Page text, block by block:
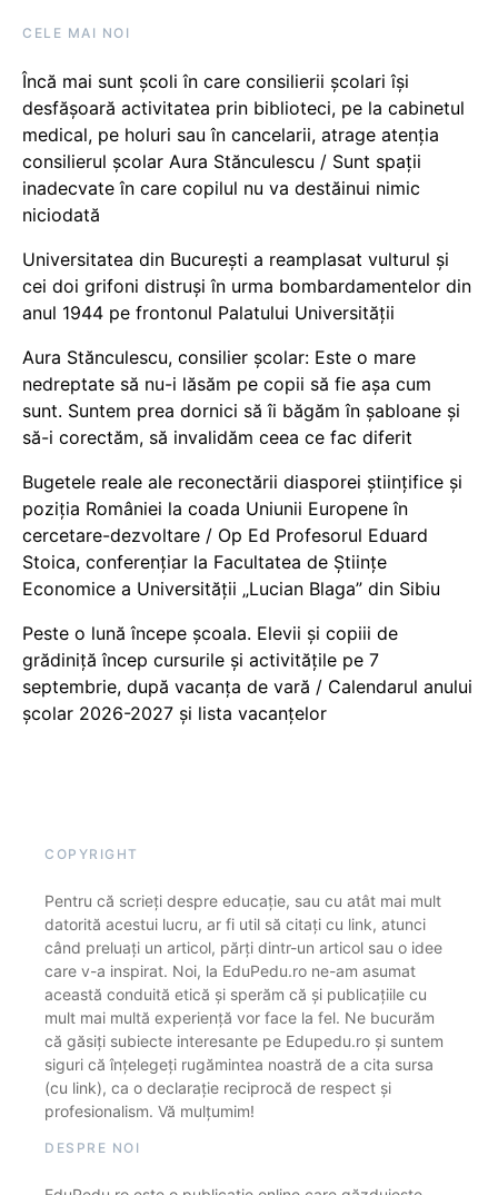
CELE MAI NOI
Încă mai sunt școli în care consilierii școlari își
desfășoară activitatea prin biblioteci, pe la cabinetul
medical, pe holuri sau în cancelarii, atrage atenția
consilierul școlar Aura Stănculescu / Sunt spații
inadecvate în care copilul nu va destăinui nimic
niciodată
Universitatea din București a reamplasat vulturul și
cei doi grifoni distruși în urma bombardamentelor din
anul 1944 pe frontonul Palatului Universității
Aura Stănculescu, consilier școlar: Este o mare
nedreptate să nu-i lăsăm pe copii să fie așa cum
sunt. Suntem prea dornici să îi băgăm în șabloane și
să-i corectăm, să invalidăm ceea ce fac diferit
Bugetele reale ale reconectării diasporei științifice și
poziția României la coada Uniunii Europene în
cercetare-dezvoltare / Op Ed Profesorul Eduard
Stoica, conferențiar la Facultatea de Științe
Economice a Universității „Lucian Blaga” din Sibiu
Peste o lună începe școala. Elevii și copiii de
grădiniță încep cursurile și activitățile pe 7
septembrie, după vacanța de vară / Calendarul anului
școlar 2026-2027 și lista vacanțelor
COPYRIGHT
Pentru că scrieți despre educație, sau cu atât mai mult
datorită acestui lucru, ar fi util să citați cu link, atunci
când preluați un articol, părți dintr-un articol sau o idee
care v-a inspirat. Noi, la EduPedu.ro ne-am asumat
această conduită etică și sperăm că și publicațiile cu
mult mai multă experiență vor face la fel. Ne bucurăm
că găsiți subiecte interesante pe Edupedu.ro și suntem
siguri că înțelegeți rugămintea noastră de a cita sursa
(cu link), ca o declarație reciprocă de respect și
profesionalism. Vă mulțumim!
DESPRE NOI